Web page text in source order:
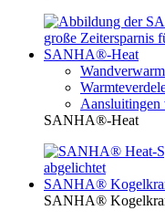
SANHA®-Heat
Aansluitingen
SANHA®-Heat
SANHA®
SANHA®